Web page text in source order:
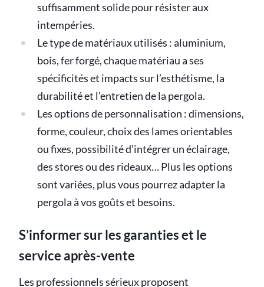
suffisamment solide pour résister aux
intempéries.
Le type de matériaux utilisés : aluminium,
bois, fer forgé, chaque matériau a ses
spécificités et impacts sur l’esthétisme, la
durabilité et l’entretien de la pergola.
Les options de personnalisation : dimensions,
forme, couleur, choix des lames orientables
ou fixes, possibilité d’intégrer un éclairage,
des stores ou des rideaux… Plus les options
sont variées, plus vous pourrez adapter la
pergola à vos goûts et besoins.
S’informer sur les garanties et le
service après-vente
Les professionnels sérieux proposent